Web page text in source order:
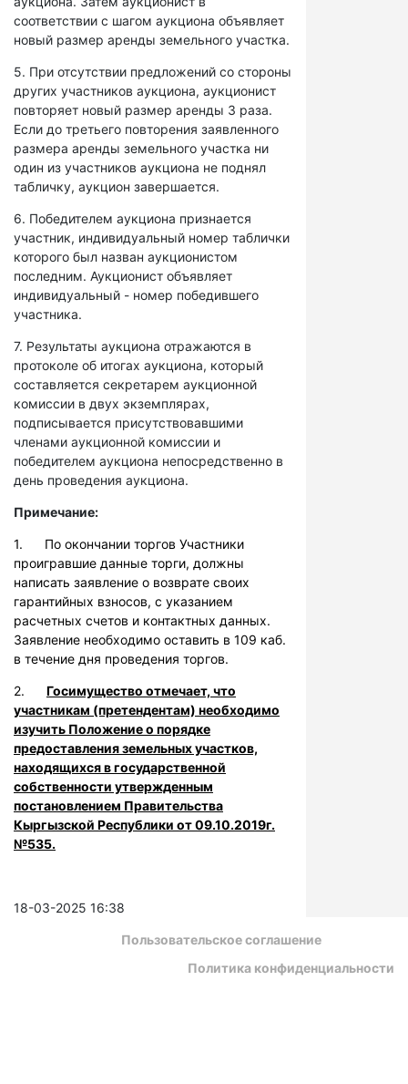
соответствии с шагом аукциона объявляет
новый размер аренды земельного участка.
5. При отсутствии предложений со стороны
других участников аукциона, аукционист
повторяет новый размер аренды 3 раза.
Если до третьего повторения заявленного
размера аренды земельного участка ни
один из участников аукциона не поднял
табличку, аукцион завершается.
6. Победителем аукциона признается
участник, индивидуальный номер таблички
которого был назван аукционистом
последним. Аукционист объявляет
индивидуальный - номер победившего
участника.
7. Результаты аукциона отражаются в
протоколе об итогах аукциона, который
составляется секретарем аукционной
комиссии в двух экземплярах,
подписывается присутствовавшими
членами аукционной комиссии и
победителем аукциона непосредственно в
день проведения аукциона.
Примечание:
1. По окончании торгов Участники
проигравшие данные торги, должны
написать заявление о возврате своих
гарантийных взносов, с указанием
расчетных счетов и контактных данных.
Заявление необходимо оставить в 109 каб.
в течение дня проведения торгов.
2. Госимущество отмечает, что
участникам (претендентам) необходимо
изучить Положение о порядке
предоставления земельных участков,
находящихся в государственной
собственности утвержденным
постановлением Правительства
Кыргызской Республики от 09.10.2019г.
№535.
18-03-2025 16:38
Пользовательское соглашение
Политика конфиденциальности